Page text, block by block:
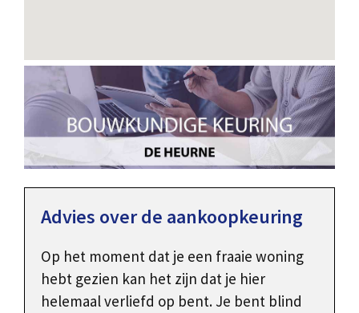
Advies over de aankoopkeuring
Op het moment dat je een fraaie woning
hebt gezien kan het zijn dat je hier
helemaal verliefd op bent. Je bent blind